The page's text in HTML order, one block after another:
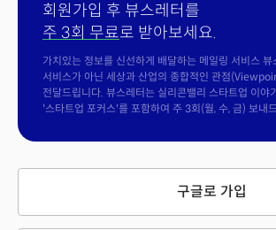
회원가입 후 뷰스레터를
주 3회 무료로 받아보세요.
가치있는 정보를 신선하게 배달하는 메일링 서비스 뷰
서비스가 아닌 세상과 산업의 종합적인 관점
전달드립니다. 뷰스레터는 실리콘밸리 스타트업 이야
'스타트업 포커스'를 포함하여 주 3회(월, 수, 금) 보내
구글로 가입